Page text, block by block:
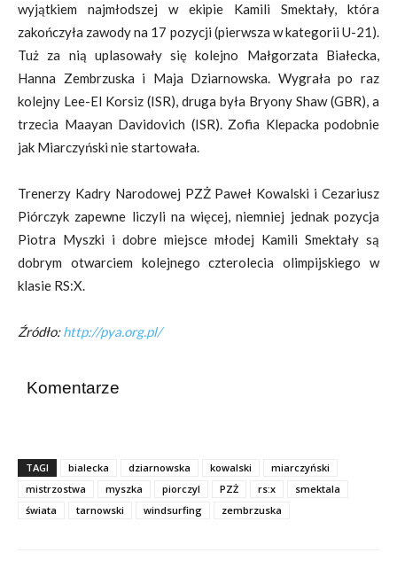
wyjątkiem najmłodszej w ekipie Kamili Smektały, która
zakończyła zawody na 17 pozycji (pierwsza w kategorii U-21).
Tuż za nią uplasowały się kolejno Małgorzata Białecka,
Hanna Zembrzuska i Maja Dziarnowska. Wygrała po raz
kolejny Lee-El Korsiz (ISR), druga była Bryony Shaw (GBR), a
trzecia Maayan Davidovich (ISR). Zofia Klepacka podobnie
jak Miarczyński nie startowała.
Trenerzy Kadry Narodowej PZŻ Paweł Kowalski i Cezariusz
Piórczyk zapewne liczyli na więcej, niemniej jednak pozycja
Piotra Myszki i dobre miejsce młodej Kamili Smektały są
dobrym otwarciem kolejnego czterolecia olimpijskiego w
klasie RS:X.
Źródło:http://pya.org.pl/
Komentarze
TAGI bialecka dziarnowska kowalski
miarczyński
mistrzostwa
myszka piorczyl PZŻ rs:x
smektala
świata
tarnowski windsurfing zembrzuska